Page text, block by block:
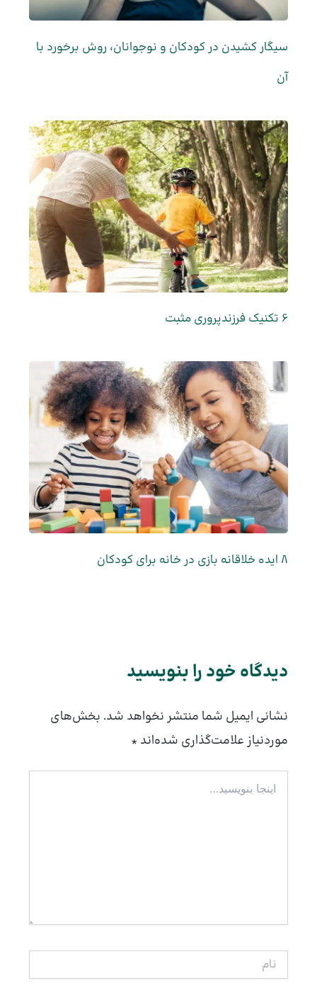
سیگار کشیدن در کودکان و نوجوانان، روش برخورد با
آن
6 تکنیک فرزندپروری مثبت
8 ایده خلاقانه بازی در خانه برای کودکان
دیدگاه‌ خود را بنویسید
نشانی ایمیل شما منتشر نخواهد شد. بخش‌های
موردنیاز علامت‌گذاری شده‌اند *
بنویسید…
نام